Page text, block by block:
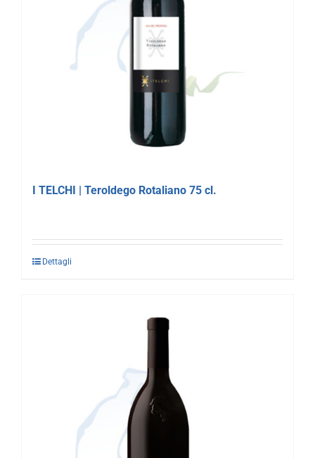
I TELCHI | Teroldego Rotaliano 75 cl.
Dettagli